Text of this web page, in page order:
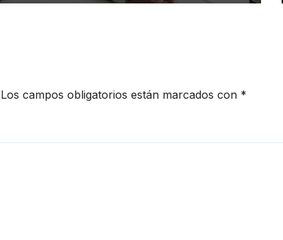
Los campos obligatorios están marcados con *